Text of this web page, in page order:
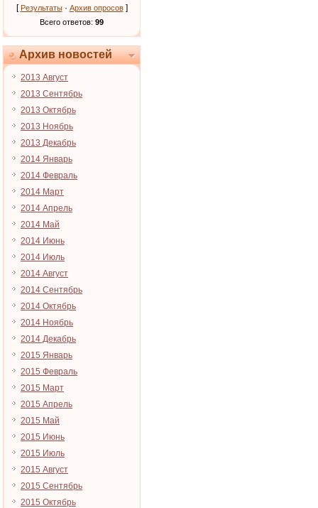
[ Результаты· Архив опросов]
Всего ответов: 99
Архив новостей
2013 Август
2013 Сентябрь
2013 Октябрь
2013 Ноябрь
2013 Декабрь
2014 Январь
2014 Февраль
2014 Март
2014 Апрель
2014 Май
2014 Июнь
2014 Июль
2014 Август
2014 Сентябрь
2014 Октябрь
2014 Ноябрь
2014 Декабрь
2015 Январь
2015 Февраль
2015 Март
2015 Апрель
2015 Май
2015 Июнь
2015 Июль
2015 Август
2015 Сентябрь
2015 Октябрь